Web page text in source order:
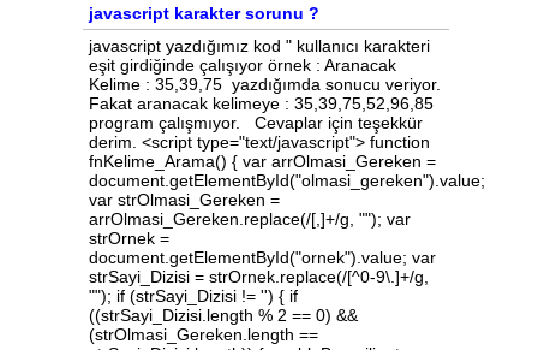
javascript karakter sorunu ?
javascript yazdığımız kod " kullanıcı karakteri
eşit girdiğinde çalışıyor örnek : Aranacak
Kelime : 35,39,75 yazdığımda sonucu veriyor.
Fakat aranacak kelimeye : 35,39,75,52,96,85
program çalışmıyor. Cevaplar için teşekkür
derim. <script type="text/javascript"> function
fnKelime_Arama() { var arrOlmasi_Gereken =
document.getElementById("olmasi_gereken").value;
var strOlmasi_Gereken =
arrOlmasi_Gereken.replace(/[,]+/g, ""); var
strOrnek =
document.getElementById("ornek").value; var
strSayi_Dizisi = strOrnek.replace(/[^0-9\.]+/g,
""); if (strSayi_Dizisi != '') { if
((strSayi_Dizisi.length % 2 == 0) &&
(strOlmasi_Gereken.length ==